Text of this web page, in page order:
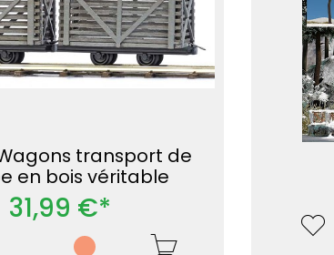
Wagons transport de
en bois véritable
31,99 €*